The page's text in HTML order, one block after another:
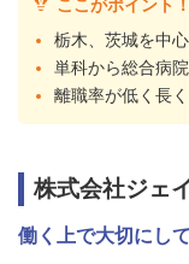
ここがポイント！
栃木、茨城を中
単科から総合病
離職率が低く長
株式会社ジェ
働く上で大切にし